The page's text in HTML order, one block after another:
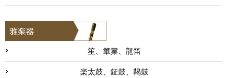
笙、篳篥、龍笛
楽太鼓、鉦鼓、鞨鼓